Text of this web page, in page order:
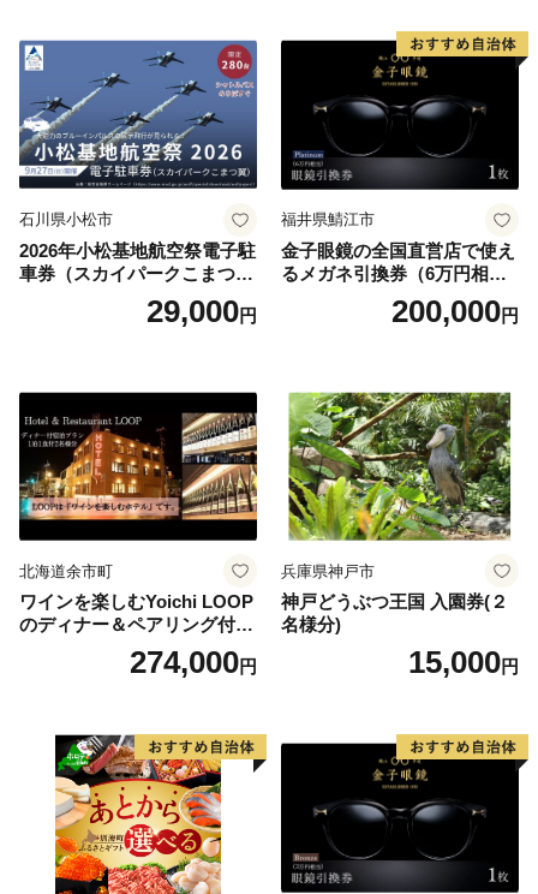
石川県小松市
2026年小松基地航空祭電子駐
車券（スカイパークこまつ
翼） 駐車場 シャトルバスの
りばすぐ 石川県 小松市
29,000円
福井県鯖江市
金子眼鏡の全国直営店で使え
るメガネ引換券（6万円相
当） Platinum200,000円
北海道余市町
ワインを楽しむYoichi LOOP
のディナー＆ペアリング付宿
泊プラン＜デラックスツイン
274,000円
兵庫県神戸市
神戸どうぶつ王国 入園券(２
名様分)
15,000円